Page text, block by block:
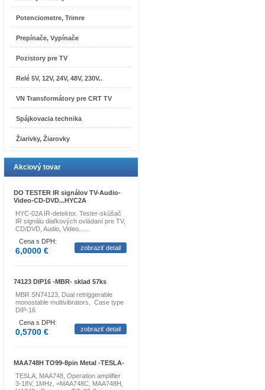
Potenciometre, Trimre
Prepínače, Vypínače
Pozistory pre TV
Relé 5V, 12V, 24V, 48V, 230V..
VN Transformátory pre CRT TV
Spájkovacia technika
Žiarivky, Žiarovky
Akciový tovar
DO TESTER IR signálov TV-Audio-
Video-CD-DVD...HYC2A
HYC-02A IR-detektor. Tester-skúšač
IR signálu diaľkových ovládaní pre TV,
CD/DVD, Audio, Video...…
Cena s DPH:
6,0000 € zobraziť detail
74123 DIP16 -MBR- sklad 57ks
MBR SN74123, Dual retriggerable
monostable multivibrators, Case type
DIP-16
Cena s DPH:
0,5700 € zobraziť detail
MAA748H TO99-8pin Metal -TESLA-
TESLA, MAA748, Operation amplifier
3-18V, 1MHz, =MAA748C, MAA748H,